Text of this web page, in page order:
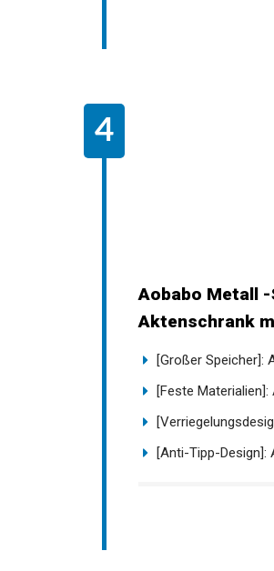
Aobabo Metall
Aktenschrank
[Großer Speicher]:
[Feste
[Anti-Tipp-Design]: